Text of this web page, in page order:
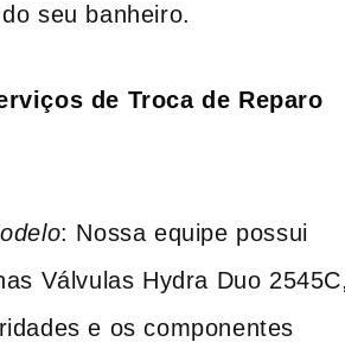
seu banheiro.
de Troca de Reparo
: Nossa equipe possui
Válvulas Hydra Duo 2545C,
e os componentes